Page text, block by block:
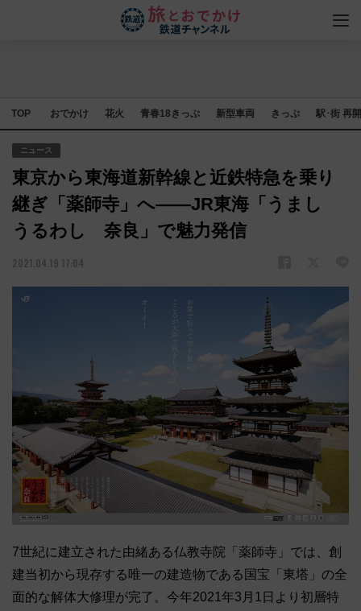
TOP おでかけ 花火 青春18きっぷ 新型車両 きっぷ 駅･街 再
ニュース
東京から東海道新幹線と近鉄特急を乗り
継ぎ「薬師寺」へ――JR東海「うまし
うるわし 奈良」で魅力発信
2021.04.19 17:04
7世紀に建立された由緒ある仏教寺院「薬師寺」では、創
建当初から現存する唯一の建造物である国宝「東塔」の全
面的な解体大修理が完了。今年2021年3月1日より初層特